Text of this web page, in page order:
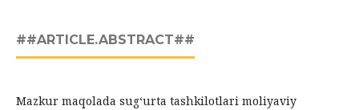
##ARTICLE.ABSTRACT##
Mazkur maqolada sugʻurta tashkilotlari moliyaviy